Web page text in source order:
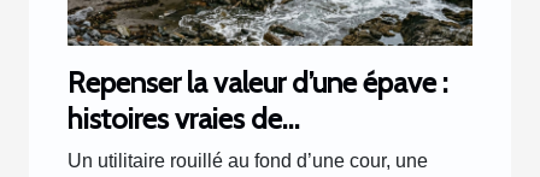
Repenser la valeur d’une épave :
histoires vraies de
transformations inattendues
Un utilitaire rouillé au fond d’une cour, une